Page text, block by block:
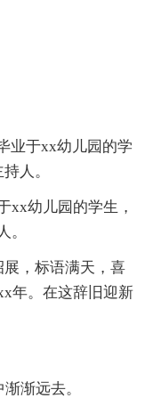
业于xx幼儿园的学
人。
xx幼儿园的学生，
。
，标语满天，喜
年。在这辞旧迎新
渐远去。